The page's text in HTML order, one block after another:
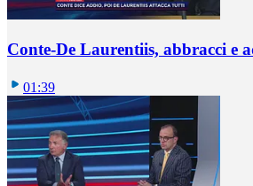
Conte-De Laurentiis, abbracci e
01:39